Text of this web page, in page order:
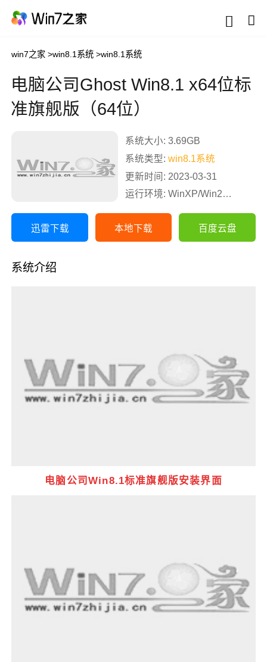
win7之家 >win8.1系统 >win8.1系统
电脑公司Ghost Win8.1 x64位标
准旗舰版（64位）
系统大小: 3.69GB
系统类型:win8.1系统
更新时间: 2023-03-31
运行环境: WinXP/Win2003/Win2000/Vista/Win7/Win8
迅雷下载 本地下载 百度云盘
系统介绍
电脑公司Win8.1标准旗舰版安装界面